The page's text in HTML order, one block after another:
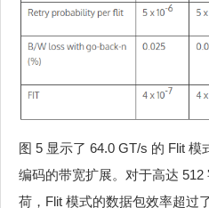
图 5 显示了 64.0 GT/s 的 Flit 模
编码的带宽扩展。对于高达
荷，Flit 模式的数据包效率超过